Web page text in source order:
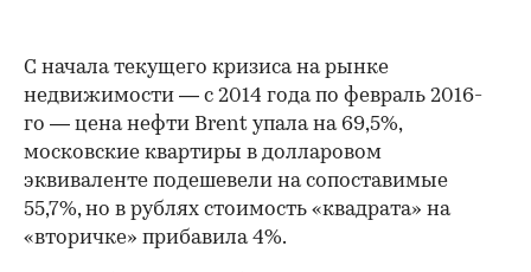
С начала текущего кризиса на рынке
недвижимости — с 2014 года по февраль 2016-
го — цена нефти Brent упала на 69,5%,
московские квартиры в долларовом
эквиваленте подешевели на сопоставимые
55,7%, но в рублях стоимость «квадрата» на
«вторичке» прибавила 4%.